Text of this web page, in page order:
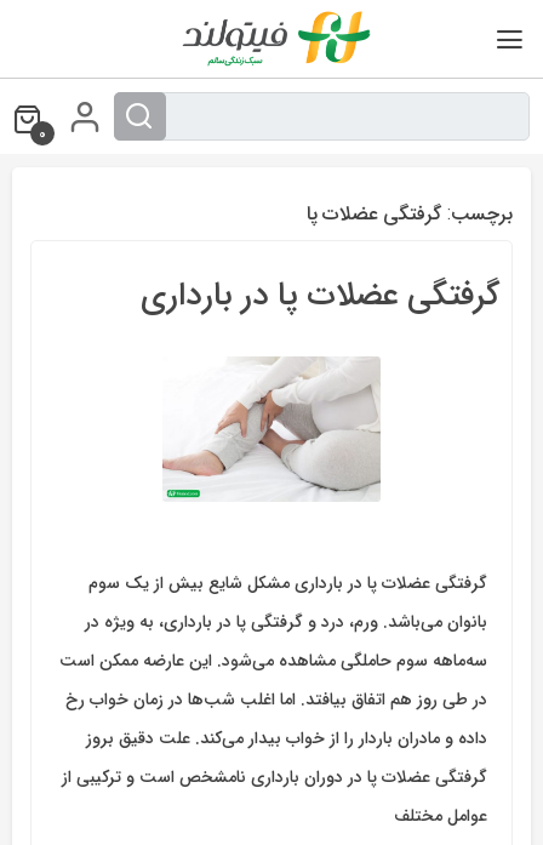
0
برچسب: گرفتگی عضلات پا
گرفتگی عضلات پا در بارداری
گرفتگی عضلات پا در بارداری مشکل شایع بیش از یک سوم
بانوان می‌باشد. ورم، درد و گرفتگی پا در بارداری، به ویژه در
سه‌ماهه سوم حاملگی مشاهده می‌شود. این عارضه ممکن است
در طی روز هم اتفاق بیافتد. اما اغلب شب‌ها در زمان خواب رخ
داده و مادران باردار را از خواب بیدار می‌کند. علت دقیق بروز
گرفتگی عضلات پا در دوران بارداری نامشخص است و ترکیبی از
عوامل مختلف